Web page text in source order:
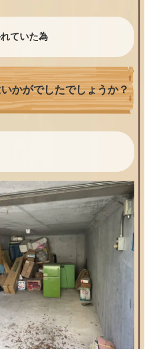
ていた為
かがでしたでしょうか？